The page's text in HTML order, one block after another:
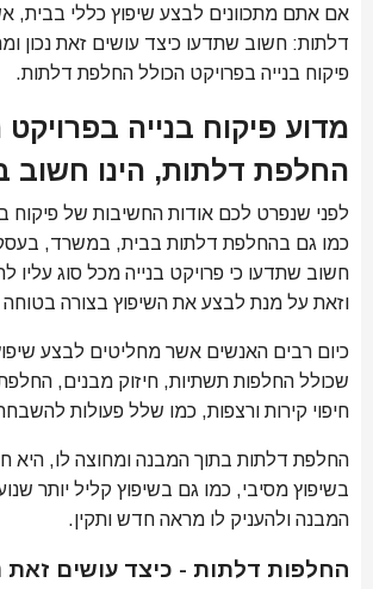
אם אתם מתכוונים לבצע שיפוץ כללי בבית,
דלתות: חשוב שתדעו כיצד עושים זאת נכון
פיקוח בנייה בפרויקט הכולל החלפת דלתות.
מדוע פיקוח בנייה בפרויקט
החלפת דלתות, הינו חשוב
לפני שנפרט לכם אודות החשיבות של פיקוח
כמו גם בהחלפת דלתות בבית, במשרד,
חשוב שתדעו כי פרויקט בנייה מכל סוג עליו
וזאת על מנת לבצע את השיפוץ בצורה בטוחה
כיום רבים האנשים אשר מחליטים לבצע
שכולל החלפות תשתיות, חיזוק מבנים,
חיפוי קירות ורצפות, כמו שלל פעולות
החלפת דלתות בתוך המבנה ומחוצה לו, היא
בשיפוץ מסיבי, כמו גם בשיפוץ קליל יותר
המבנה ולהעניק לו מראה חדש ותקין.
החלפות דלתות - כיצד עושים זאת